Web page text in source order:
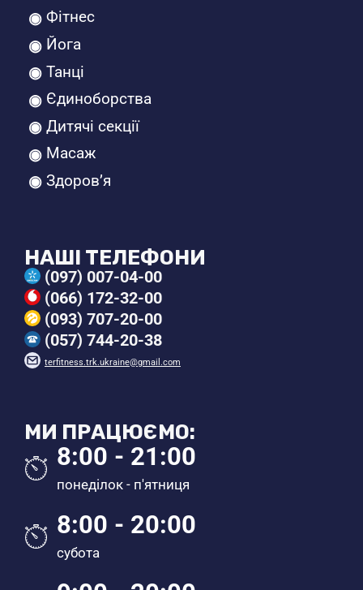
Фітнес
Йога
Танці
Єдиноборства
Дитячі секції
Масаж
Здоров’я
НАШІ ТЕЛЕФОНИ
(097) 007-04-00
(066) 172-32-00
(093) 707-20-00
(057) 744-20-38
terfitness.trk.ukraine@gmail.com
МИ ПРАЦЮЄМО:
8:00 - 21:00
понеділок - п'ятниця
8:00 - 20:00
субота